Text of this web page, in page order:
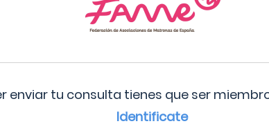
enviar tu consulta tienes que ser miembro
Identificate